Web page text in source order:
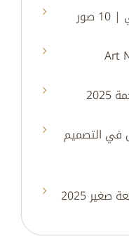
في التصميم
2025